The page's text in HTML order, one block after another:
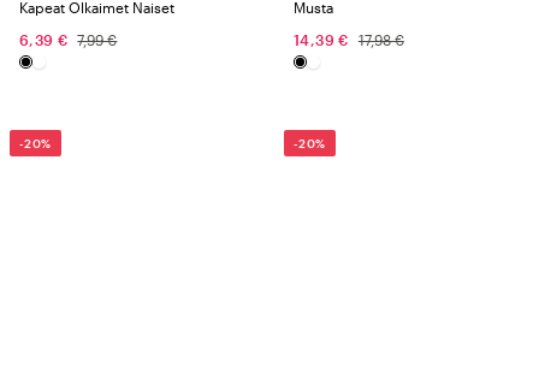
Kapeat Olkaimet Naiset
6,39 €
7,99 €
Musta
14,39 €
17,98 €
-20% -20%